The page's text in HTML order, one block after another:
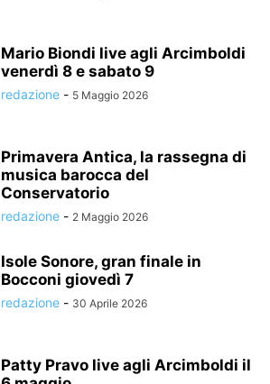
Mario Biondi live agli Arcimboldi
venerdì 8 e sabato 9
redazione - 5 Maggio 2026
Primavera Antica, la rassegna di
musica barocca del
Conservatorio
redazione - 2 Maggio 2026
Isole Sonore, gran finale in
Bocconi giovedì 7
redazione - 30 Aprile 2026
Patty Pravo live agli Arcimboldi il